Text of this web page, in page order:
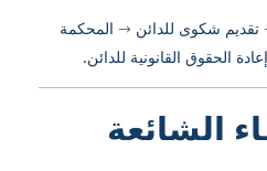
تقديم شكوى للدائن → المحكمة
الحقوق القانونية للدائن.
الشائعة